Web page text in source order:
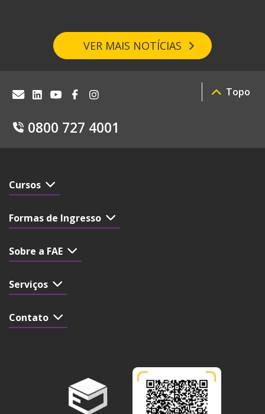
VER MAIS NOTÍCIAS
0800 727 4001
Topo
Cursos
Formas de Ingresso
Sobre a FAE
Serviços
Contato